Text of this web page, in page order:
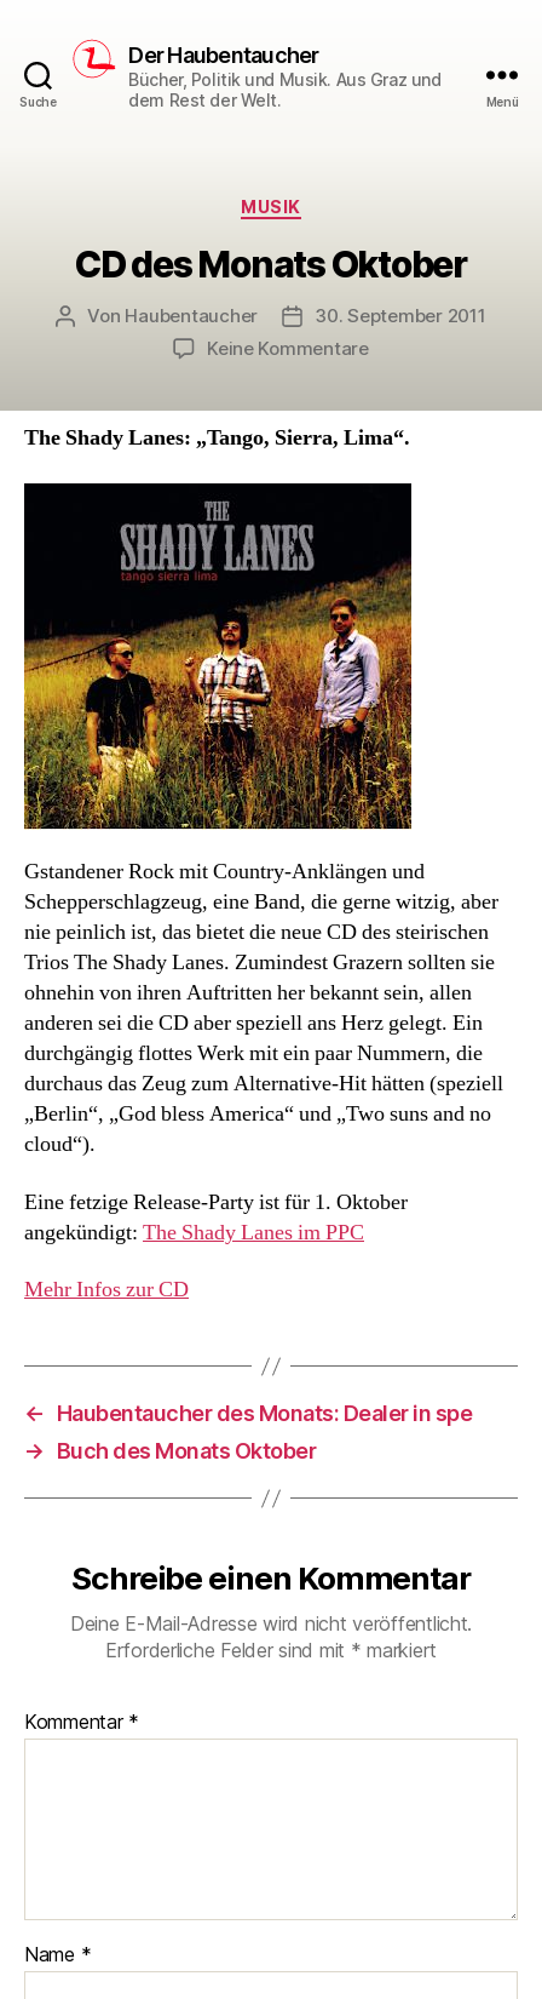
Suche
Der Haubentaucher
Bücher, Politik und Musik. Aus Graz und
dem Rest der Welt.
Menü
Kategorien
MUSIK
CD des Monats Oktober
Beitragsautor
Von Haubentaucher Veröffentlichungsdatum
30. September 2011
Keine Kommentarezu
Monats
The Shady Lanes: „Tango, Sierra, Lima“.
Gstandener Rock mit Country-Anklängen und
Schepperschlagzeug, eine Band, die gerne witzig, aber
nie peinlich ist, das bietet die neue CD des steirischen
Trios The Shady Lanes. Zumindest Grazern sollten sie
ohnehin von ihren Auftritten her bekannt sein, allen
anderen sei die CD aber speziell ans Herz gelegt. Ein
durchgängig flottes Werk mit ein paar Nummern, die
durchaus das Zeug zum Alternative-Hit hätten (speziell
„Berlin“, „God bless America“ und „Two suns and no
cloud“).
Eine fetzige Release-Party ist für 1. Oktober
angekündigt: The Shady Lanes im PPC
Mehr Infos zur CD
←
Haubentaucher des Monats: Dealer in spe
→
Buch des Monats Oktober
Schreibe einen Kommentar
Deine E-Mail-Adresse wird nicht veröffentlicht.
Erforderliche Felder sind mit * markiert
Kommentar *
Name *